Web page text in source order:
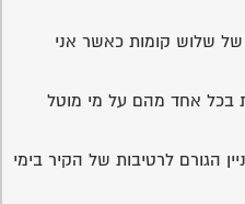
שלוש קומות כאשר אני
בכל אחד מהם על מי מוטל
הגורם לרטיבות של הקיר בימי